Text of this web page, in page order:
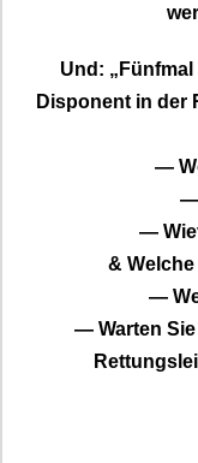
Und: „Fünfmal
Disponent in der
—
—
—
&
—
— Warten